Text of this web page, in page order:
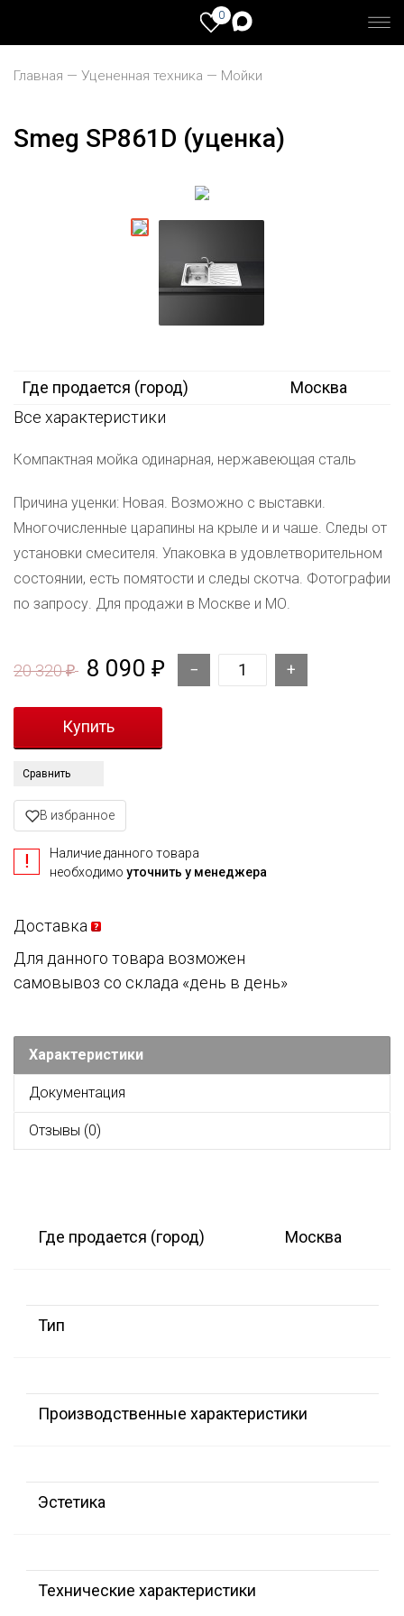
0
Главная Уцененная техника Мойки
Smeg SP861D (уценка)
Где продается (город)
Москва
Все характеристики
Компактная мойка одинарная, нержавеющая сталь
Причина уценки: Новая. Возможно с выставки.
Многочисленные царапины на крыле и и чаше. Следы от
установки смесителя. Упаковка в удовлетворительном
состоянии, есть помятости и следы скотча. Фотографии
по запросу. Для продажи в Москве и МО.
20 320₽ 8 090 ₽
Сравнить
В избранное
Наличие данного товара
необходимо уточнить у менеджера
Доставка
Для данного товара возможен
самовывоз со склада «день в день»
Характеристики
Документация
Отзывы (0)
Где продается (город) Москва
Тип
Производственные характеристики
Эстетика
Технические характеристики